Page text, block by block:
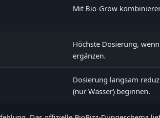
Mit Bio-Grow
Höchste Dosierung,
ergänzen.
Dosierung langsam
(nur Wasser) beginnen.